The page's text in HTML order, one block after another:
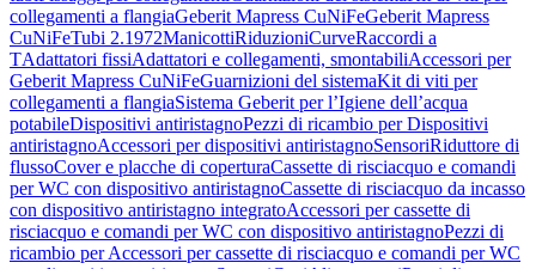
collegamenti a flangiaGeberit Mapress CuNiFeGeberit Mapress
CuNiFeTubi 2.1972ManicottiRiduzioniCurveRaccordi a
TAdattatori fissiAdattatori e collegamenti, smontabiliAccessori per
Geberit Mapress CuNiFeGuarnizioni del sistemaKit di viti per
collegamenti a flangiaSistema Geberit per l’Igiene dell’acqua
potabileDispositivi antiristagnoPezzi di ricambio per Dispositivi
antiristagnoAccessori per dispositivi antiristagnoSensoriRiduttore di
flussoCover e placche di coperturaCassette di risciacquo e comandi
per WC con dispositivo antiristagnoCassette di risciacquo da incasso
con dispositivo antiristagno integratoAccessori per cassette di
risciacquo e comandi per WC con dispositivo antiristagnoPezzi di
ricambio per Accessori per cassette di risciacquo e comandi per WC